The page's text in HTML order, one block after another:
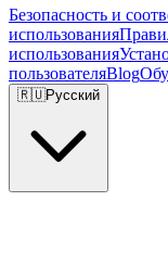
Безопасность и
использования
использования
пользователяBlog
🇷🇺Русский